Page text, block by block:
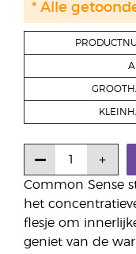
Common Sense
het
flesje om
geniet van de
* Alle